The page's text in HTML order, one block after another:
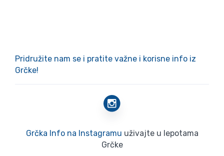
Pridružite nam se i pratite važne i korisne info iz
Grčke!
Grčka Info na Instagramu uživajte u lepotama
Grčke